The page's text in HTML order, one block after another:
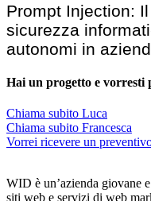
Prompt Injection:
sicurezza
autonomi in
Hai un progetto e vorresti
Chiama subito Luca
Chiama subito Francesca
Vorrei ricevere un
WID è un’azienda giovane
siti web e servizi di web